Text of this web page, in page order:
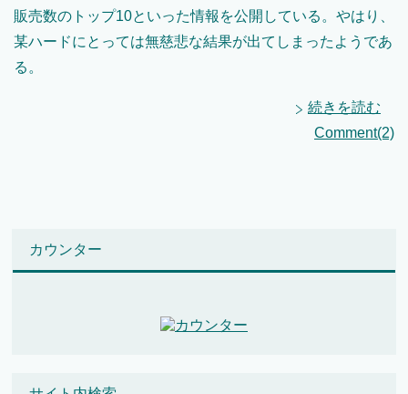
販売数のトップ10といった情報を公開している。やはり、
某ハードにとっては無慈悲な結果が出てしまったようであ
る。
続きを読む
Comment(2)
カウンター